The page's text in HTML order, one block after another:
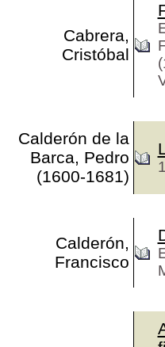
Cabrera,
Cristóbal
Calderón de la
Barca, Pedro
(1600-1681)
Calderón,
Francisco